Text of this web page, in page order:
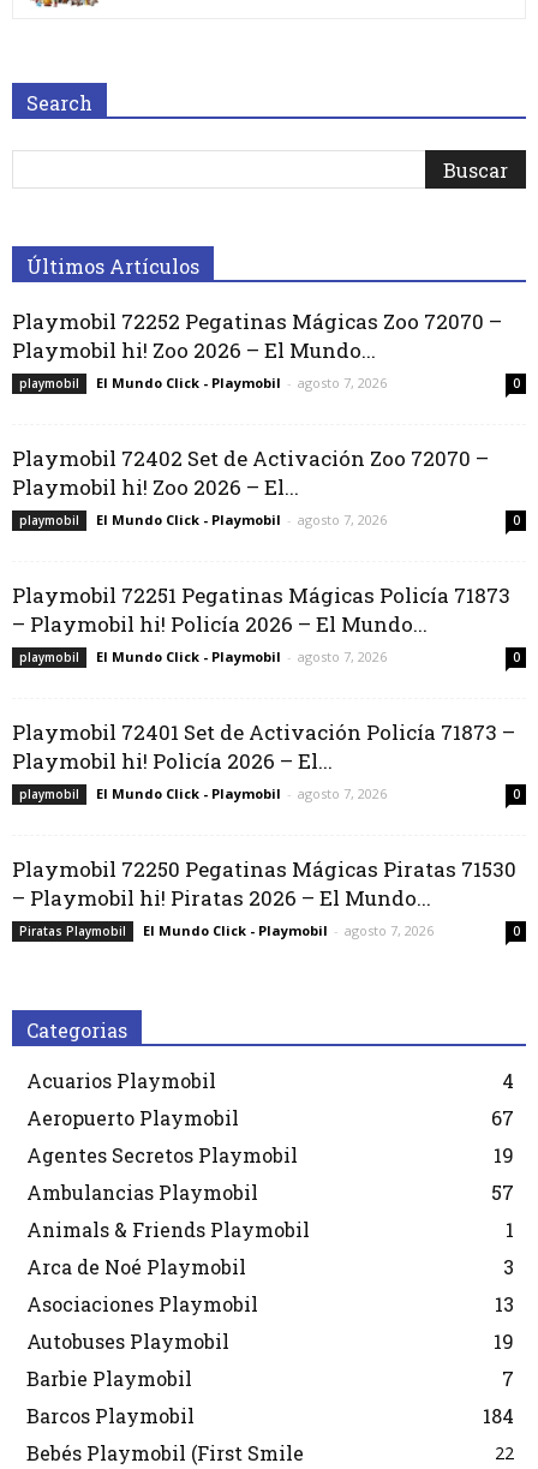
Search
Últimos Artículos
Playmobil 72252 Pegatinas Mágicas Zoo 72070 –
Playmobil hi! Zoo 2026 – El Mundo...
playmobil El Mundo Click - Playmobil - agosto 7, 2026 0
Playmobil 72402 Set de Activación Zoo 72070 –
Playmobil hi! Zoo 2026 – El...
playmobil El Mundo Click - Playmobil - agosto 7, 2026 0
Playmobil 72251 Pegatinas Mágicas Policía 71873
– Playmobil hi! Policía 2026 – El Mundo...
playmobil El Mundo Click - Playmobil - agosto 7, 2026 0
Playmobil 72401 Set de Activación Policía 71873 –
Playmobil hi! Policía 2026 – El...
playmobil El Mundo Click - Playmobil - agosto 7, 2026 0
Playmobil 72250 Pegatinas Mágicas Piratas 71530
– Playmobil hi! Piratas 2026 – El Mundo...
Piratas Playmobil El Mundo Click - Playmobil - agosto 7, 2026 0
Categorias
Acuarios Playmobil
4
Aeropuerto Playmobil
67
Agentes Secretos Playmobil
19
Ambulancias Playmobil
57
Animals & Friends Playmobil
1
Arca de Noé Playmobil
3
Asociaciones Playmobil
13
Autobuses Playmobil
19
Barbie Playmobil
7
Barcos Playmobil
184
Bebés Playmobil (First Smile
22